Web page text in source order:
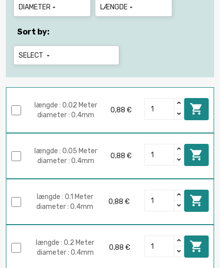
DIAMETER  LÆNGDE 
Sort by:
SELECT 
længde : 0.02 Meter
diameter : 0.4mm
0,88 € 
længde : 0.05 Meter
diameter : 0.4mm
0,88 € 
længde : 0.1 Meter
diameter : 0.4mm
0,88 € 
længde : 0.2 Meter
diameter : 0.4mm
0,88 € 